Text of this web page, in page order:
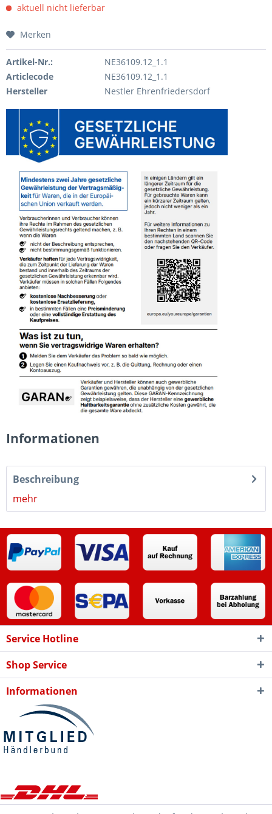
aktuell nicht lieferbar
Merken
Artikel-Nr.:
NE36109.12_1.1
Articlecode
NE36109.12_1.1
Hersteller
Nestler Ehrenfriedersdorf
Informationen
Beschreibung
mehr
Service Hotline
Shop Service
Informationen